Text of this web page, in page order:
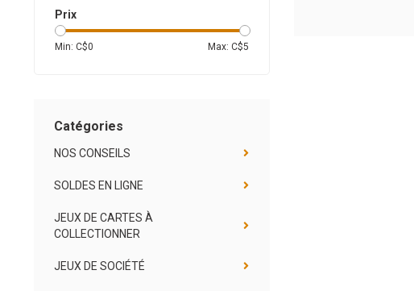
Prix
Min: C$0 Max: C$5
Catégories
NOS CONSEILS
SOLDES EN LIGNE
JEUX DE CARTES À
COLLECTIONNER
JEUX DE SOCIÉTÉ